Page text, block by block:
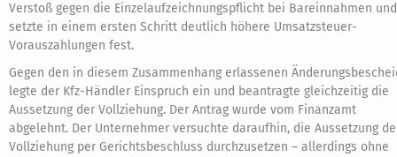
Verstoß gegen die Einzelaufzeichnungspflicht bei Bareinnahmen und
setzte in einem ersten Schritt deutlich höhere Umsatzsteuer-
Vorauszahlungen fest.
Gegen den in diesem Zusammenhang erlassenen
legte der Kfz-Händler Einspruch ein und beantragte gleichzeitig die
Aussetzung der Vollziehung. Der Antrag wurde vom Finanzamt
abgelehnt. Der Unternehmer versuchte daraufhin, die Aussetzung
Vollziehung per Gerichtsbeschluss durchzusetzen – allerdings ohne